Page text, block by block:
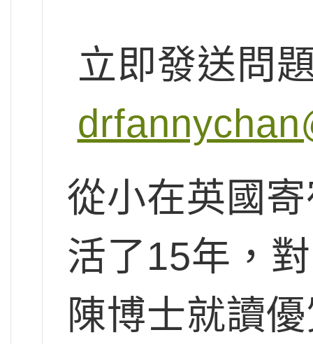
立即發送問
從小在英國
活了15年，
陳博士就讀